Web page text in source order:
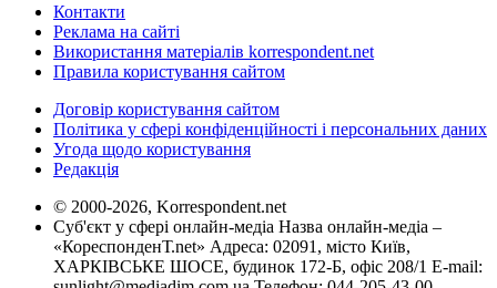
Контакти
Реклама на сайті
Використання матеріалів korrespondent.net
Правила користування сайтом
Договір користування сайтом
Політика у сфері конфіденційності і персональних даних
Угода щодо користування
Редакція
© 2000-2026, Korrespondent.net
Суб'єкт у сфері онлайн-медіа Назва онлайн-медіа –
«КореспонденТ.net» Адреса: 02091, місто Київ,
ХАРКІВСЬКЕ ШОСЕ, будинок 172-Б, офіс 208/1 E-mail: